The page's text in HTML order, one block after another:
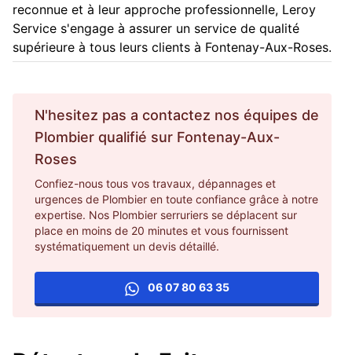
reconnue et à leur approche professionnelle, Leroy
Service s'engage à assurer un service de qualité
supérieure à tous leurs clients à Fontenay-Aux-Roses.
N'hesitez pas a contactez nos équipes de
Plombier qualifié sur Fontenay-Aux-
Roses
Confiez-nous tous vos travaux, dépannages et
urgences de Plombier en toute confiance grâce à notre
expertise. Nos Plombier serruriers se déplacent sur
place en moins de 20 minutes et vous fournissent
systématiquement un devis détaillé.
06 07 80 63 35